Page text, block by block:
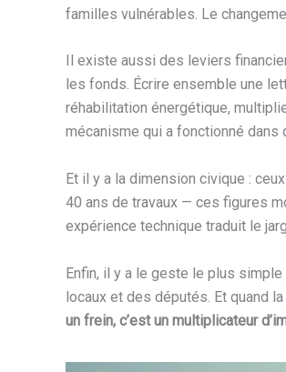
familles vulnérables. Le
Il existe aussi des leviers
les fonds. Écrire ensemble une
réhabilitation énergétique,
mécanisme qui a fonctionné
Et il y a la dimension civique :
40 ans de travaux — ces figures
expérience technique traduit le
Enfin, il y a le geste le plus
locaux et des députés. Et quand
un frein, c’est un multiplicateur